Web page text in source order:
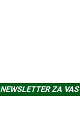
NEWSLETTER ZA VAS